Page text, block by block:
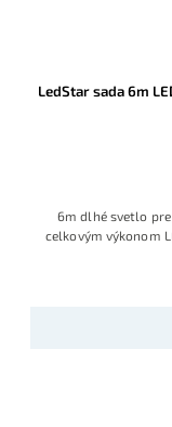
LedStar sada 6m
6m dlhé svetlo
celkovým výkonom